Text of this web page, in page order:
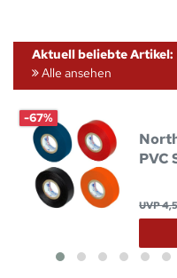
Aktuell beliebte Artikel:
Alle ansehen
-67%
PVC
UVP